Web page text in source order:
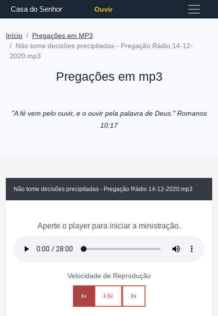
Casa do Senhor Ouvir
Início
Pregações em MP3
Não tome decisões precipitadas - Pregação Rádio 14-12-
2020.mp3
Pregações em mp3
"A fé vem pelo ouvir, e o ouvir pela palavra de Deus."Romanos
10:17
Não tome decisões precipitadas - Pregação Rádio 14-12-2020.mp3
Aperte o player para iniciar a ministração.
Velocidade de Reprodução
1x 1.5x 2x